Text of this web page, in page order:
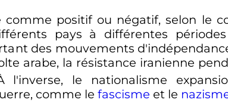
positif ou négatif, selon le
pays à différentes
des mouvements
arabe, la résistance iranienne
l'inverse, le nationalisme
comme le fascisme et le